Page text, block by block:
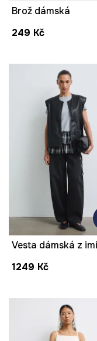
Brož dámská
249 Kč
1249 Kč